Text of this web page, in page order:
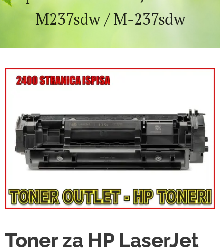
M237sdw / M-237sdw
Toner za HP LaserJet